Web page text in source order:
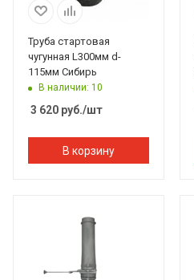
Труба стартовая
чугунная L300мм d-
115мм Сибирь
В наличии: 10
3 620 руб./шт
В корзину